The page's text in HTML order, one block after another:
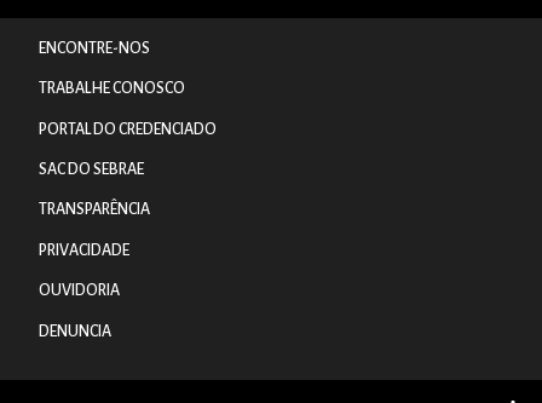
ENCONTRE-NOS
TRABALHE CONOSCO
PORTAL DO CREDENCIADO
SAC DO SEBRAE
TRANSPARÊNCIA
PRIVACIDADE
OUVIDORIA
DENUNCIA